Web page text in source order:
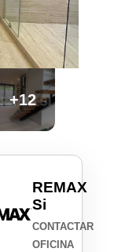
+12
REMAX
Si
CONTACTAR
OFICINA